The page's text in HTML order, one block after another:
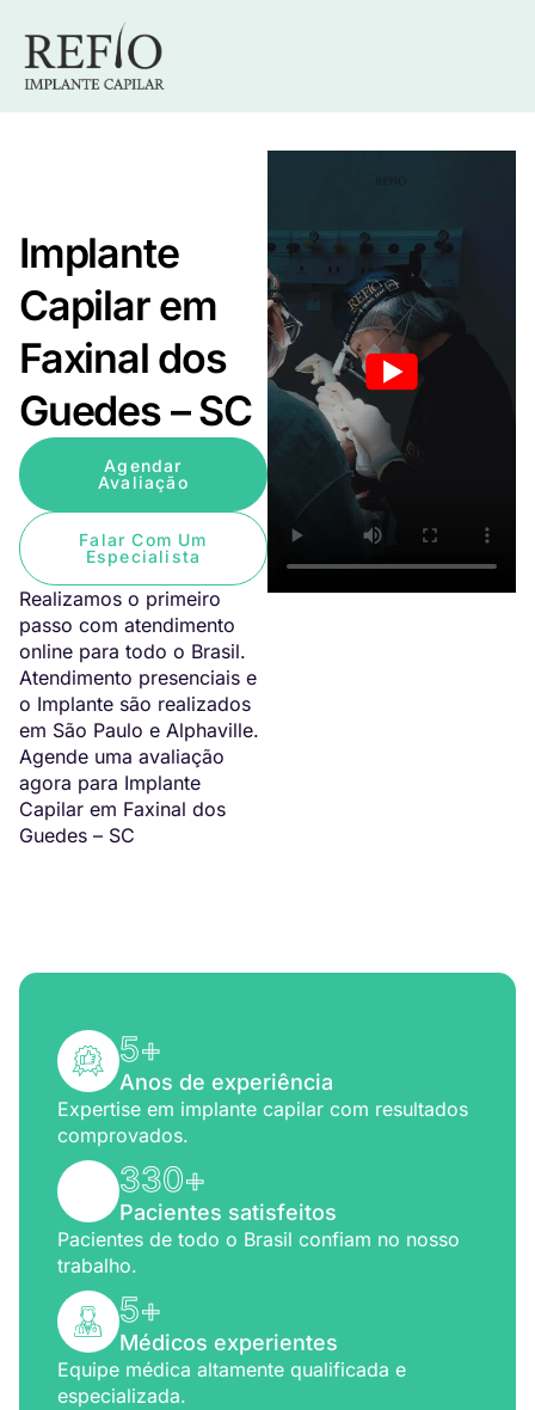
Implante
Capilar em
Faxinal dos
Guedes – SC
Agendar
Avaliação
Falar Com Um
Especialista
Realizamos o primeiro
passo com atendimento
online para todo o Brasil.
Atendimento presenciais e
o Implante são realizados
em São Paulo e Alphaville.
Agende uma avaliação
agora para Implante
Capilar em Faxinal dos
Guedes – SC
5+
Anos de experiência
Expertise em implante capilar com resultados
comprovados.
330+
Pacientes satisfeitos
Pacientes de todo o Brasil confiam no nosso
trabalho.
5+
Médicos experientes
Equipe médica altamente qualificada e
especializada.